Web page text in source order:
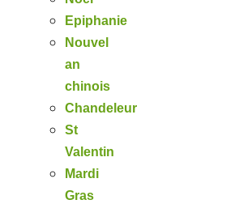
Epiphanie
Nouvel
an
chinois
Chandeleur
St
Valentin
Mardi
Gras